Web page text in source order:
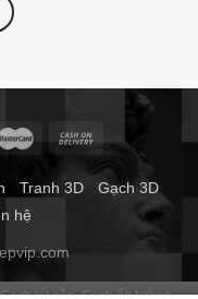
Tranh 3D
Gạch 3D
hệ
Gạch lát nền Gạch ốp tường